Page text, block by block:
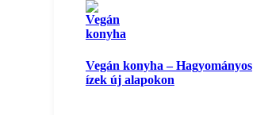
Vegán konyha – Hagyományos
ízek új alapokon